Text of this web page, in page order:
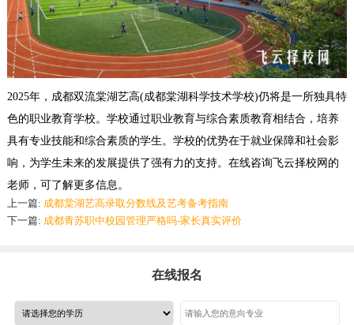
2025年，成都双流棠湖艺高(成都棠湖科学技术学校)仍将是一所独具特
色的职业教育学校。学校通过职业教育与综合素质教育相结合，培养
具有专业技能和综合素质的学生。学校的优势在于就业保障和社会影
响，为学生未来的发展提供了强有力的支持。在线咨询飞云择校网的
老师，可了解更多信息。
上一篇: 成都棠湖艺高录取分数线及艺考备考指南
下一篇: 成都青苏职中校园管理严格吗-家长真实评价
在线报名